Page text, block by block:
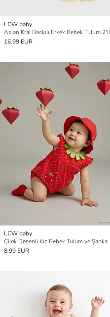
LCW baby
Aslan Kral Baskılı Erkek Bebek Tulum 2'li
16.99 EUR
LCW baby
Çilek Desenli Kız Bebek Tulum ve Şapka
8.99 EUR